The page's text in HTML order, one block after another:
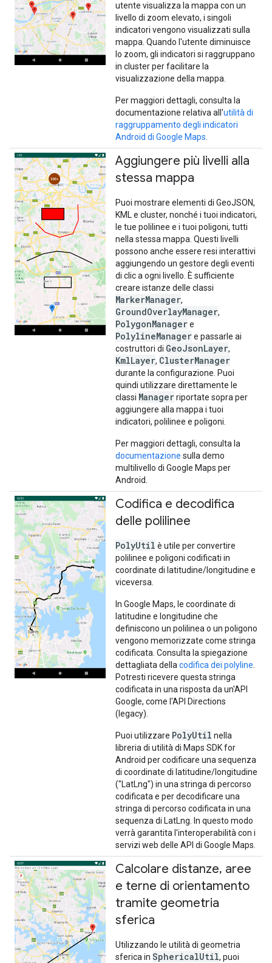
utente visualizza la mappa con un
livello di zoom elevato, i singoli
indicatori vengono visualizzati sulla
mappa. Quando l'utente diminuisce
lo zoom, gli indicatori si raggruppano
in cluster per facilitare la
visualizzazione della mappa.
Per maggiori dettagli, consulta la
documentazione relativa all'utilità di
raggruppamento degli indicatori
Android di Google Maps
Aggiungere più livelli alla
stessa mappa
Puoi mostrare elementi di GeoJSON,
KML e cluster, nonché i tuoi indicatori,
le tue polilinee e i tuoi poligoni, tutti
nella stessa mappa. Questi livelli
possono anche essere resi interattivi
aggiungendo un gestore degli eventi
di clic a ogni livello. È sufficiente
creare istanze delle classi
MarkerManager,
GroundOverlayManager,
PolygonManagere
PolylineManagere passarle ai
costruttori di GeoJsonLayer,
KmlLayer, ClusterManager
durante la configurazione. Puoi
quindi utilizzare direttamente le
classi Managerriportate sopra per
aggiungere alla mappa i tuoi
indicatori, polilinee e poligoni.
Per maggiori dettagli, consulta la
documentazione sulla demo
multilivello di Google Maps per
Android.
Codifica e decodifica
delle polilinee
PolyUtil è utile per convertire
polilinee e poligoni codificati in
coordinate di latitudine/longitudine e
viceversa.
In Google Maps, le coordinate di
latitudine e longitudine che
definiscono un polilinea o un poligono
vengono memorizzate come stringa
codificata. Consulta la spiegazione
dettagliata della codifica dei polyline
Potresti ricevere questa stringa
codificata in una risposta da un'API
Google, come l'API Directions
(legacy).
Puoi utilizzare PolyUtil nella
libreria di utilità di Maps SDK for
Android per codificare una sequenza
di coordinate di latitudine/longitudine
("LatLng") in una stringa di percorso
codificata e per decodificare una
stringa di percorso codificata in una
sequenza di LatLng. In questo modo
verrà garantita l'interoperabilità con i
servizi web delle API di Google Maps.
Calcolare distanze, aree
e terne di orientamento
tramite geometria
sferica
Utilizzando le utilità di geometria
sferica in SphericalUtil, puoi